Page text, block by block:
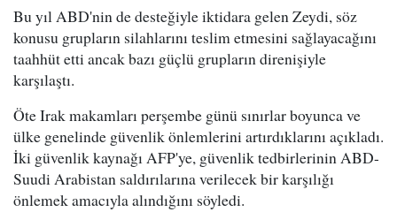
Bu yıl ABD'nin de desteğiyle iktidara gelen Zeydi, söz
konusu grupların silahlarını teslim etmesini sağlayacağını
taahhüt etti ancak bazı güçlü grupların direnişiyle
karşılaştı.
Öte Irak makamları perşembe günü sınırlar boyunca ve
ülke genelinde güvenlik önlemlerini artırdıklarını açıkladı.
İki güvenlik kaynağı AFP'ye, güvenlik tedbirlerinin ABD-
Suudi Arabistan saldırılarına verilecek bir karşılığı
önlemek amacıyla alındığını söyledi.